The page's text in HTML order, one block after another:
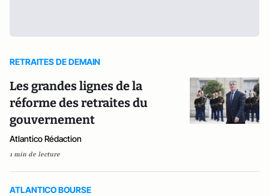
RETRAITES DE DEMAIN
Les grandes lignes de la
réforme des retraites du
gouvernement
Atlantico Rédaction
1 min de lecture
ATLANTICO BOURSE